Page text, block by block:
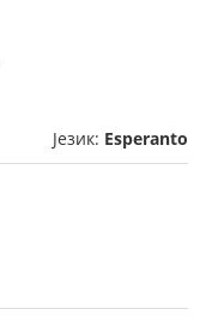
Језик: Esperanto